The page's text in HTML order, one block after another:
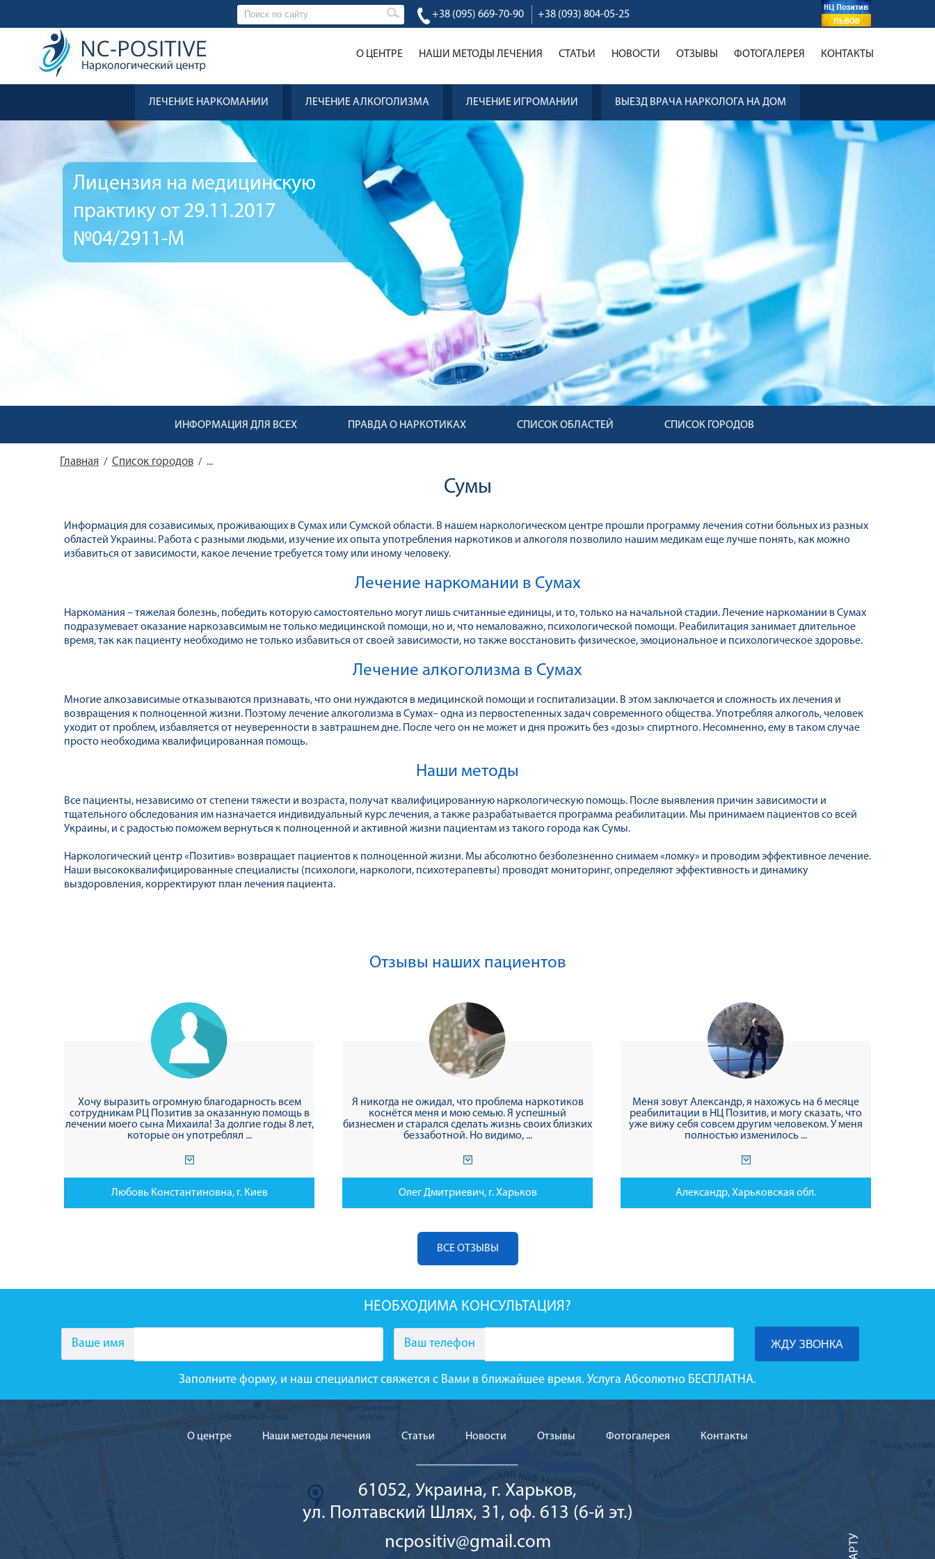
+38 (095) 669-70-90 +38 (093) 804-05-25
О ЦЕНТРЕ НАШИ МЕТОДЫ ЛЕЧЕНИЯ CТАТЬИ НОВОСТИ ОТЗЫВЫ ФОТОГАЛЕРЕЯ КОНТАКТЫ
ЛЕЧЕНИЕ НАРКОМАНИИ ЛЕЧЕНИЕ АЛКОГОЛИЗМА ЛЕЧЕНИЕ ИГРОМАНИИ ВЫЕЗД ВРАЧА НАРКОЛОГА НА ДОМ
Лицензия на медицинскую
практику от 29.11.2017
№04/2911-М
ИНФОРМАЦИЯ ДЛЯ ВСЕХ ПРАВДА О НАРКОТИКАХ СПИСОК ОБЛАСТЕЙ СПИСОК ГОРОДОВ
Главная / Список городов / ...
Сумы
Информация для созависимых, проживающих в Сумах или Сумской области. В нашем наркологическом центре прошли программу лечения сотни больных из разных
областей Украины. Работа с разными людьми, изучение их опыта употребления наркотиков и алкоголя позволило нашим медикам еще лучше понять, как можно
избавиться от зависимости, какое лечение требуется тому или иному человеку.
Лечение наркомании в Сумах
Наркомания – тяжелая болезнь, победить которую самостоятельно могут лишь считанные единицы, и то, только на начальной стадии. Лечение наркомании в Сумах
подразумевает оказание наркозавсимым не только медицинской помощи, но и, что немаловажно, психологической помощи. Реабилитация занимает длительное
время, так как пациенту необходимо не только избавиться от своей зависимости, но также восстановить физическое, эмоциональное и психологическое здоровье.
Лечение алкоголизма в Сумах
Многие алкозависимые отказываются признавать, что они нуждаются в медицинской помощи и госпитализации. В этом заключается и сложность их лечения и
возвращения к полноценной жизни. Поэтому лечение алкоголизма в Сумах– одна из первостепенных задач современного общества. Употребляя алкоголь, человек
уходит от проблем, избавляется от неуверенности в завтрашнем дне. После чего он не может и дня прожить без «дозы» спиртного. Несомненно, ему в таком случае
просто необходима квалифицированная помощь.
Наши методы
Все пациенты, независимо от степени тяжести и возраста, получат квалифицированную наркологическую помощь. После выявления причин зависимости и
тщательного обследования им назначается индивидуальный курс лечения, а также разрабатывается программа реабилитации. Мы принимаем пациентов со всей
Украины, и с радостью поможем вернуться к полноценной и активной жизни пациентам из такого города как Сумы.
Наркологический центр «Позитив» возвращает пациентов к полноценной жизни. Мы абсолютно безболезненно снимаем «ломку» и проводим эффективное лечение.
Наши высококвалифицированные специалисты (психологи, наркологи, психотерапевты) проводят мониторинг, определяют эффективность и динамику
выздоровления, корректируют план лечения пациента.
Отзывы наших пациентов
Хочу выразить огромную благодарность всем
сотрудникам РЦ Позитив за оказанную помощь в
лечении моего сына Михаила! За долгие годы 8 лет,
которые он употреблял ...
Любовь Константиновна, г. Киев
Я никогда не ожидал, что проблема наркотиков
коснётся меня и мою семью. Я успешный
бизнесмен и старался сделать жизнь своих близких
беззаботной. Но видимо, ...
Олег Дмитриевич, г. Харьков
Меня зовут Александр, я нахожусь на 6 месяце
реабилитации в НЦ Позитив, и могу сказать, что
уже вижу себя совсем другим человеком. У меня
полностью изменилось ...
Александр, Харьковская обл.
ВСЕ ОТЗЫВЫ
НЕОБХОДИМА КОНСУЛЬТАЦИЯ?
Ваше имя Ваш телефон
Заполните форму, и наш специалист свяжется с Вами в ближайшее время. Услуга Абсолютно БЕСПЛАТНА.
О центре Наши методы лечения Cтатьи Новости Отзывы Фотогалерея Контакты
61052, Украина, г. Харьков,
ул. Полтавский Шлях, 31, оф. 613 (6-й эт.)
ncpositiv@gmail.com